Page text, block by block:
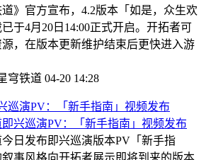
道》官方宣布，4.2版本「如是，众生欢
于4月20日14:00正式开启。开拓者可
，在版本更新维护结束后更快进入游
穹铁道 04-20 14:28
兴巡演PV：「新手指南」视频发布
日发布即兴巡演版本PV「新手指
事风格向开拓者展示即将到来的版本